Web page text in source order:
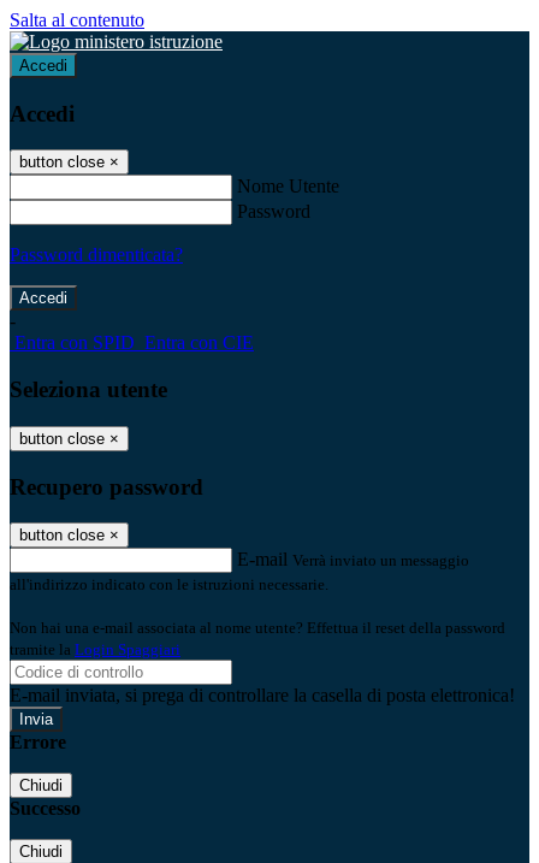
Salta al contenuto
Accedi
Accedi
button close ×
Nome Utente
Password
Password dimenticata?
-
Entra con SPID Entra con CIE
Seleziona utente
button close ×
Recupero password
button close ×
E-mail Verrà inviato un messaggio
all'indirizzo indicato con le istruzioni necessarie.
Non hai una e-mail associata al nome utente? Effettua il reset della password
tramite la Login Spaggiari
E-mail inviata, si prega di controllare la casella di posta elettronica!
Errore
Chiudi
Successo
Chiudi